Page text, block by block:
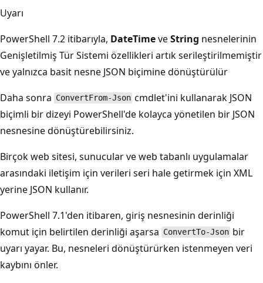
Uyarı
PowerShell 7.2 itibarıyla, DateTimeveString nesnelerinin
Genişletilmiş Tür Sistemi özellikleri artık serileştirilmemiştir
ve yalnızca basit nesne JSON biçimine dönüştürülür
Daha sonra ConvertFrom-Json cmdlet'ini kullanarak JSON
biçimli bir dizeyi PowerShell'de kolayca yönetilen bir JSON
nesnesine dönüştürebilirsiniz.
Birçok web sitesi, sunucular ve web tabanlı uygulamalar
arasındaki iletişim için verileri seri hale getirmek için XML
yerine JSON kullanır.
PowerShell 7.1'den itibaren, giriş nesnesinin derinliği
komut için belirtilen derinliği aşarsa ConvertTo-Json bir
uyarı yayar. Bu, nesneleri dönüştürürken istenmeyen veri
kaybını önler.